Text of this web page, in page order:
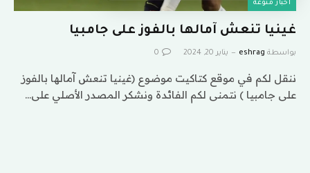
اخبار منوعة
غينيا تنعش آمالها بالفوز على جامبيا
بواسطة eshrag يناير 20, 2024 0
ننقل لكم في موقع كتاكيت موضوع (غينيا تنعش آمالها بالفوز
على جامبيا ) نتمنى لكم الفائدة ونشكر المصدر الأصلي على…